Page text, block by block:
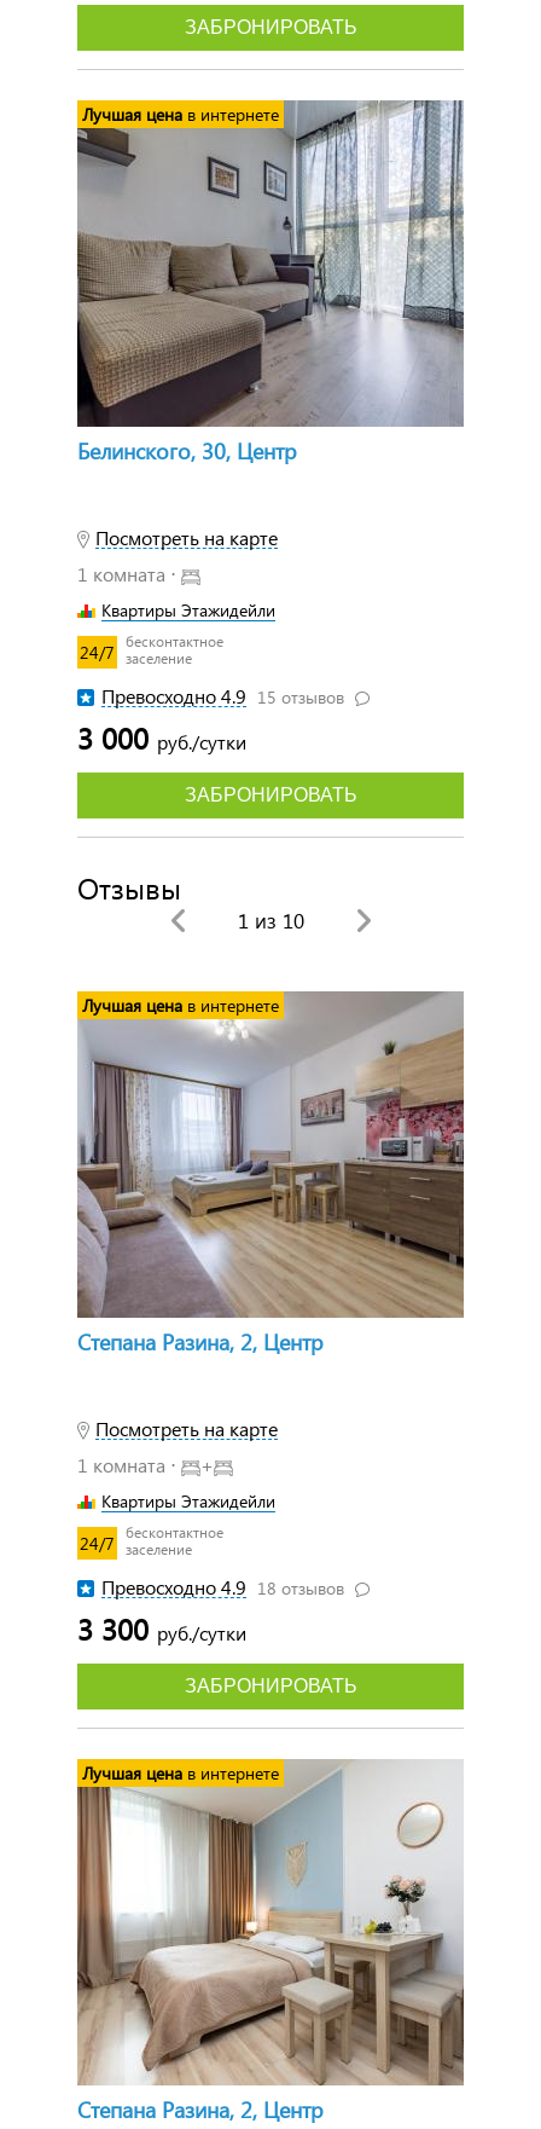
ЗАБРОНИРОВАТЬ
Белинского, 30, Центр
Посмотреть на карте
1 комната ⋅
Квартиры Этажидейли
24/7
бесконтактное
заселение
Превосходно 4.9 15 отзывов
3 000 руб./сутки
Лучшая цена в интернете
ЗАБРОНИРОВАТЬ
Отзывы
1из 10
Степана Разина, 2, Центр
Посмотреть на карте
1 комната ⋅
+
Квартиры Этажидейли
24/7
бесконтактное
заселение
Превосходно 4.9 18 отзывов
3 300 руб./сутки
Лучшая цена в интернете
ЗАБРОНИРОВАТЬ
Степана Разина, 2, Центр
Лучшая цена в интернете